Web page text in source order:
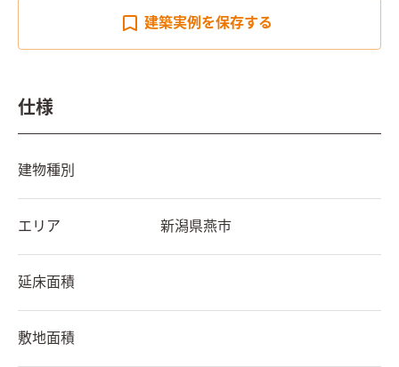
建築実例を保存する
仕様
建物種別
エリア 新潟県燕市
延床面積
敷地面積